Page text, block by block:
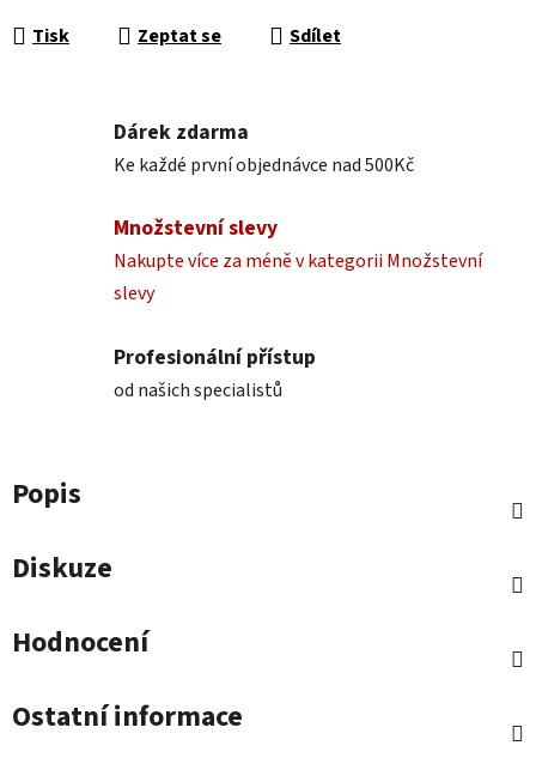
Tisk Zeptat se Sdílet
Dárek zdarma
Ke každé první objednávce nad 500Kč
Množstevní slevy
Nakupte více za méně v kategorii Množstevní
slevy
Profesionální přístup
od našich specialistů
Popis
Diskuze
Hodnocení
Ostatní informace